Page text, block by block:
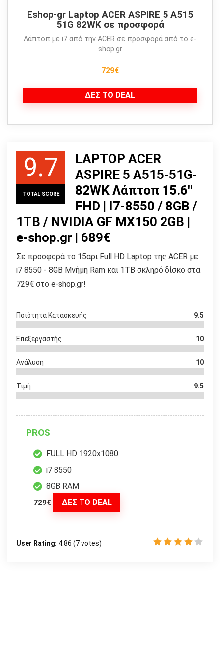
Eshop-gr Laptop ACER ASPIRE 5 A515
51G 82WK σε προσφορά
Λάπτοπ με i7 από την ACER σε προσφορά από το e-
shop.gr
729€
ΔΕΣ ΤΟ DEAL
9.7
TOTAL SCORE
LAPTOP ACER
ASPIRE 5 A515-51G-
82WK Λάπτοπ 15.6''
FHD | I7-8550 / 8GB /
1TB / NVIDIA GF MX150 2GB |
e-shop.gr | 689€
Σε προσφορά το 15αρι Full HD Laptop της ACER με
i7 8550 - 8GB Μνήμη Ram και 1TB σκληρό δίσκο στα
729€ στo e-shop.gr!
Ποιότητα Κατασκευής 9.5
Επεξεργαστής 10
Ανάλυση 10
Τιμή 9.5
PROS
FULL HD 1920x1080
i7 8550
8GB RAM
729€ ΔΕΣ ΤΟ DEAL
User Rating: 4.86 (7votes)